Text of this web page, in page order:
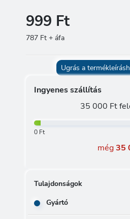
999 Ft
787 Ft + áfa
Ugrás a
Ingyenes szállítás
35 000 Ft
0 Ft
még35
Tulajdonságok
Gyártó